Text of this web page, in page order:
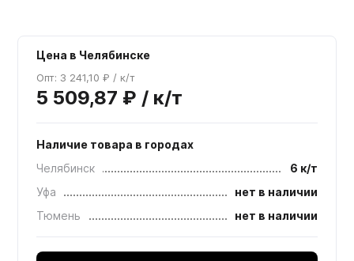
Цена в Челябинске
Опт: 3 241,10 ₽ / к/т
5 509,87 ₽ / к/т
Наличие товара в городах
Челябинск
6 к/т
Уфа
нет в наличии
Тюмень
нет в наличии